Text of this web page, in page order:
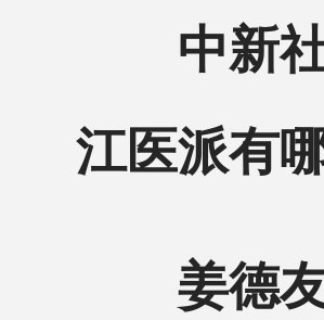
中新
江医派有
姜德